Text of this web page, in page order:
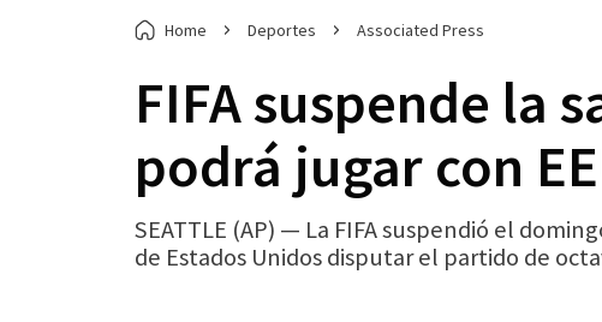
Home Deportes Associated Press
FIFA suspende la
podrá jugar con
SEATTLE (AP) — La FIFA suspendió el
de Estados Unidos disputar el partido de